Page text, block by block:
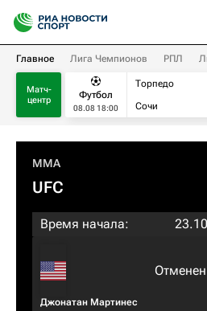
Главное Лига Чемпионов РПЛ
Матч-
центр
Футбол
08.08 18:00
Торпедо
Сочи
MMA
UFC
Время начала:
Джонатан Мартинес
Отменен